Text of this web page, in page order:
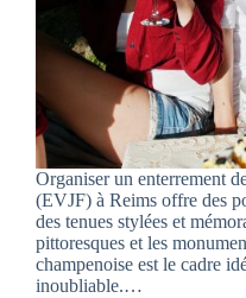
Organiser un enterrement
(EVJF) à Reims offre des
des tenues stylées et
pittoresques et les
champenoise est le cadre
inoubliable.…